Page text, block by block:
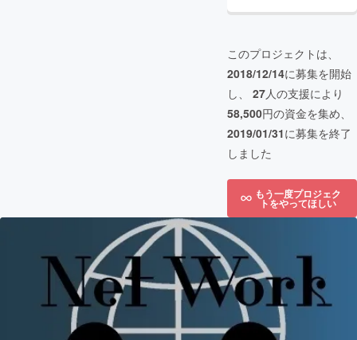
このプロジェクトは、
2018/12/14に募集を開始
し、 27人の支援により
58,500円の資金を集め、
2019/01/31に募集を終了
しました
もう一度プロジェク
トをやってほしい